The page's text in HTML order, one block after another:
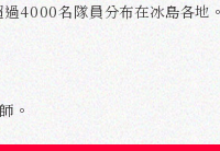
4000名隊員分布在冰島各地。
。